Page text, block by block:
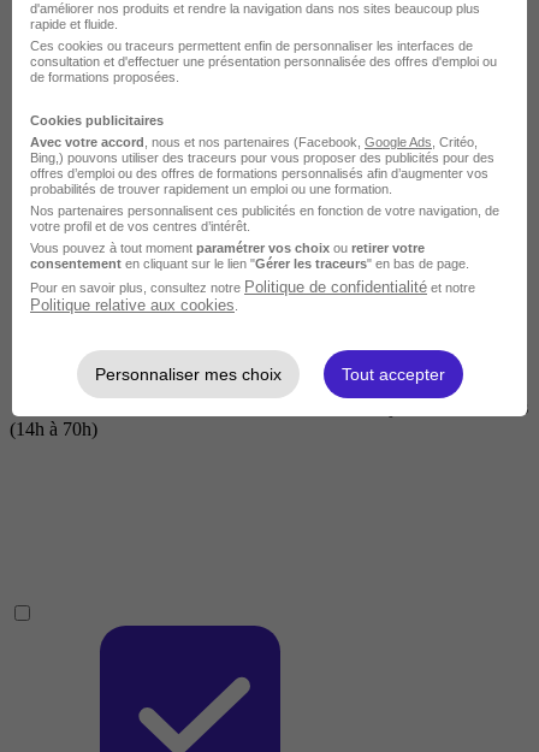
Courte
2 jours à 2 semaines
(14h à 70h)
d'améliorer nos produits et rendre la navigation dans nos sites beaucoup plus
rapide et fluide.
Ces cookies ou traceurs permettent enfin de personnaliser les interfaces de
consultation et d'effectuer une présentation personnalisée des offres d'emploi ou
de formations proposées.
Cookies publicitaires
Avec votre accord , nous et nos partenaires (Facebook, Google Ads , Critéo,
Bing,) pouvons utiliser des traceurs pour vous proposer des publicités pour des
offres d’emploi ou des offres de formations personnalisés afin d’augmenter vos
probabilités de trouver rapidement un emploi ou une formation.
Nos partenaires personnalisent ces publicités en fonction de votre navigation, de
votre profil et de vos centres d’intérêt.
Vous pouvez à tout moment paramétrer vos choix ou retirer votre
consentement en cliquant sur le lien "Gérer les traceurs" en bas de page.
Pour en savoir plus, consultez notre Politique de confidentialité et notre
Politique relative aux cookies
Personnaliser mes choix Tout accepter